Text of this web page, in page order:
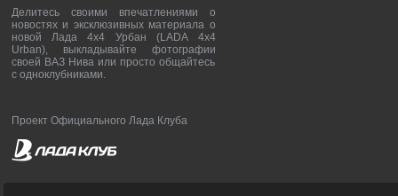
Делитесь своими впечатлениями о
новостях и эксклюзивных материала о
новой Лада 4х4 Урбан (LADA 4x4
Urban), выкладывайте фотографии
своей ВАЗ Нива или просто общайтесь
с одноклубниками.
Проект Официального Лада Клуба